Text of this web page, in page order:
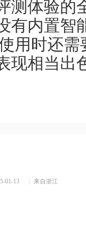
测体验的
有内置智
用时还
现相当出
01-13 来自浙江